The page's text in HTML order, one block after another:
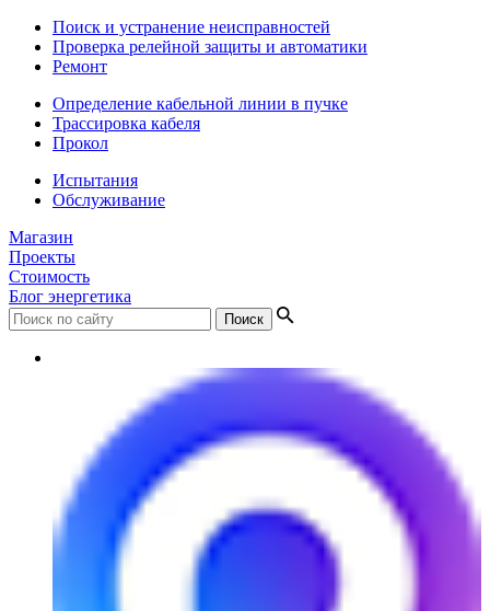
Поиск и устранение неисправностей
Проверка релейной защиты и автоматики
Ремонт
Определение кабельной линии в пучке
Трассировка кабеля
Прокол
Испытания
Обслуживание
Магазин
Проекты
Стоимость
Блог энергетика